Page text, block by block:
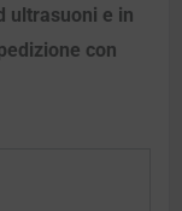
ultrasuoni e in
con